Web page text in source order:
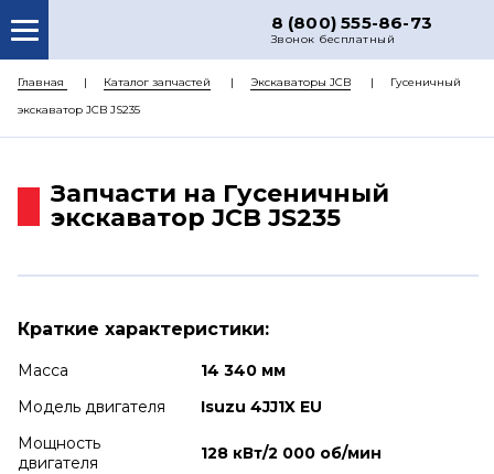
8 (800) 555-86-73
Звонок бесплатный
О НАС
ДОСТАВКА
Главная Каталог запчастей Экскаваторы JCB
Гусеничный
экскаватор JCB JS235
Запчасти на Гусеничный
экскаватор JCB JS235
Краткие характеристики:
Масса
14 340 мм
Модель двигателя
Isuzu 4JJ1X EU
Мощность
двигателя
128 кВт/2 000 об/мин